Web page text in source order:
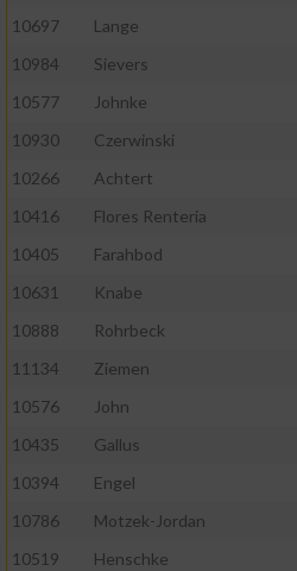
10697
Lange
10984
Sievers
10577
Johnke
10930
Czerwinski
10266
Achtert
10416
Flores Renteria
10405
Farahbod
10631
Knabe
10888
Rohrbeck
11134
Ziemen
10576
John
10435
Gallus
10394
Engel
10786
Motzek-Jordan
10519
Henschke